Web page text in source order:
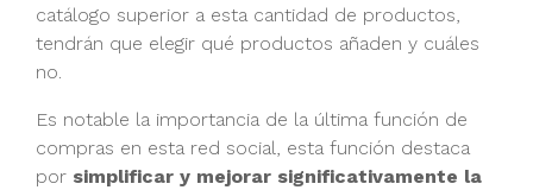
catálogo superior a esta cantidad de productos,
tendrán que elegir qué productos añaden y cuáles
no.
Es notable la importancia de la última función de
compras en esta red social, esta función destaca
por simplificar y mejorar significativamente la